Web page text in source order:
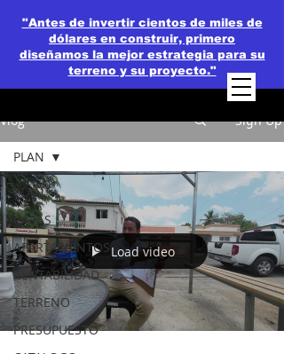
"Antes de invertir cientos de miles de
dólares en construir, primero
diseñamos la mejor estrategia para su
terreno y su proyecto."
Vlog Sign Up
PLAN
CASAS
APARTAMENTOS
RENTABILIDAD
TERRENO
PRESUPUESTO
PLAN
Load video